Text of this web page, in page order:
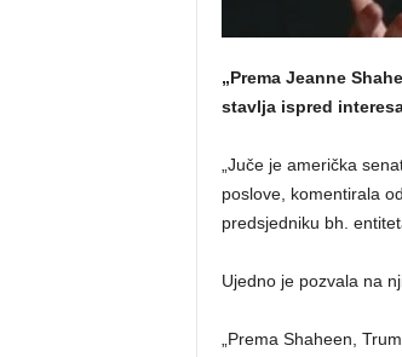
„Prema Jeanne
stavlja ispred
„Juče je američka
poslove, komentirala
predsjedniku bh.
Ujedno je pozvala na
„Prema Shaheen,